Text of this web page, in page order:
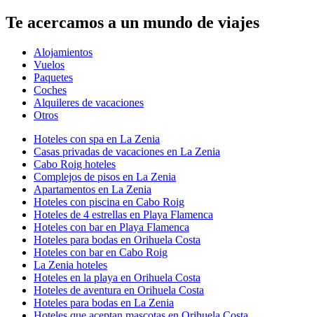
Te acercamos a un mundo de viajes
Alojamientos
Vuelos
Paquetes
Coches
Alquileres de vacaciones
Otros
Hoteles con spa en La Zenia
Casas privadas de vacaciones en La Zenia
Cabo Roig hoteles
Complejos de pisos en La Zenia
Apartamentos en La Zenia
Hoteles con piscina en Cabo Roig
Hoteles de 4 estrellas en Playa Flamenca
Hoteles con bar en Playa Flamenca
Hoteles para bodas en Orihuela Costa
Hoteles con bar en Cabo Roig
La Zenia hoteles
Hoteles en la playa en Orihuela Costa
Hoteles de aventura en Orihuela Costa
Hoteles para bodas en La Zenia